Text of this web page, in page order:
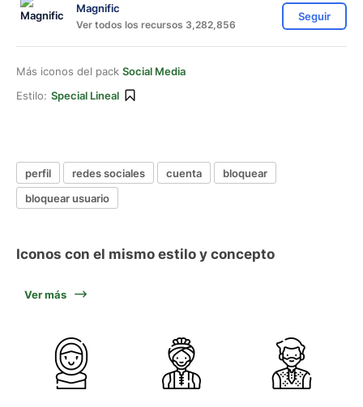
Magnific
Ver todos los recursos 3,282,856
Seguir
Más iconos del pack Social Media
Estilo: Special Lineal
perfil redes sociales cuenta
bloquear
bloquear usuario
Iconos con el mismo estilo y concepto
Ver más